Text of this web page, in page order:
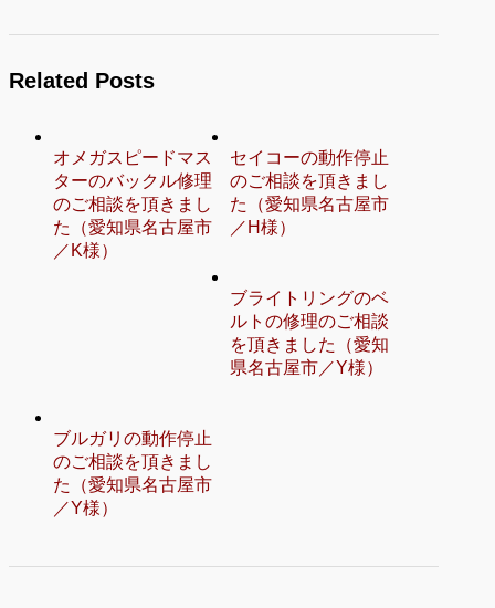
Related Posts
オメガスピードマス
ターのバックル修理
のご相談を頂きまし
た（愛知県名古屋市
／K様）
セイコーの動作停止
のご相談を頂きまし
た（愛知県名古屋市
／H様）
ブライトリングのベ
ルトの修理のご相談
を頂きました（愛知
県名古屋市／Y様）
ブルガリの動作停止
のご相談を頂きまし
た（愛知県名古屋市
／Y様）